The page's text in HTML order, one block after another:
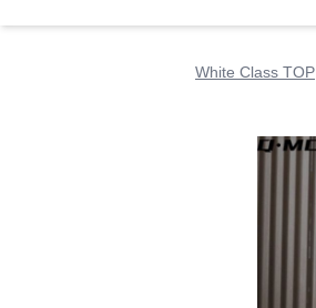
White Class TOP